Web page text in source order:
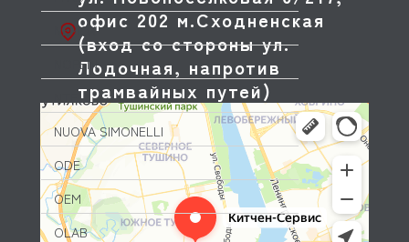
NEMOX
NOPEIN
NUOVA SIMONELLI
ODE
OEM
OLAB
офис 202 м.Сходненская
(вход со стороны ул.
Лодочная, напротив
трамвайных путей)